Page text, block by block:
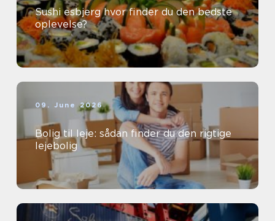
Sushi esbjerg hvor finder du den bedste
oplevelse?
09. June 2026
Bolig til leje: sådan finder du den rigtige
lejebolig